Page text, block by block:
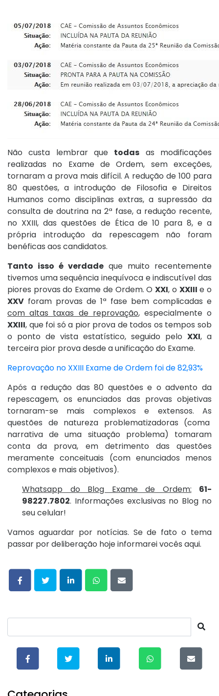
Não custa lembrar que todas as modificações
realizadas no Exame de Ordem, sem exceções,
tornaram a prova mais difícil. A redução de 100 para
80 questões, a introdução de Filosofia e Direitos
Humanos como disciplinas extras, a supressão da
consulta de doutrina na 2ª fase, a redução recente,
no XXIII, das questões de Ética de 10 para 8, e a
própria introdução da repescagem não foram
benéficas aos candidatos.
Tanto isso é verdade que muito recentemente
tivemos uma sequência inequívoca e indiscutível das
piores provas do Exame de Ordem. OXXI, o XXIII e o
XXV foram provas de 1ª fase bem complicadas e
com altas taxas de reprovação, especialmente o
XXIII, que foi só a pior prova de todos os tempos sob
o ponto de vista estatístico, seguido pelo XXI, a
terceira pior prova desde a unificação do Exame.
Reprovação no XXIII Exame de Ordem foi de 82,93%
Após a redução das 80 questões e o advento da
repescagem, os enunciados das provas objetivas
tornaram-se mais complexos e extensos. As
questões de natureza problematizadoras (coma
narrativa de uma situação problema) tomaram
conta da prova, em detrimento das questões
meramente conceituais (com enunciados menos
complexos e mais objetivos).
Whatsapp do Blog Exame de Ordem:
61-
98227.7802. Informações exclusivas no Blog no
seu celular!
Vamos aguardar por notícias. Se de fato o tema
passar por deliberação hoje informarei vocês aqui.